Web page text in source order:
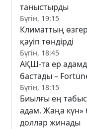
таныстырды
Бүгін, 19:15
Климаттың
қауіп төндірді
Бүгін, 18:45
АҚШ-та ер
бастады –
Бүгін, 18:15
Биылғы ең
адам. Жаңа күн»
доллар жинады